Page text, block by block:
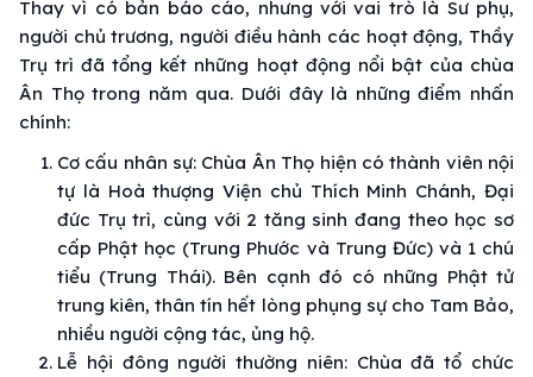
Thay vì có bản báo cáo, nhưng với vai trò là Sư phụ,
người chủ trương, người điều hành các hoạt động, Thầy
Trụ trì đã tổng kết những hoạt động nổi bật của chùa
Ân Thọ trong năm qua. Dưới đây là những điểm nhấn
chính:
Cơ cấu nhân sự: Chùa Ân Thọ hiện có thành viên nội
tự là Hoà thượng Viện chủ Thích Minh Chánh, Đại
đức Trụ trì, cùng với 2 tăng sinh đang theo học sơ
cấp Phật học (Trung Phước và Trung Đức) và 1 chú
tiểu (Trung Thái). Bên cạnh đó có những Phật tử
trung kiên, thân tín hết lòng phụng sự cho Tam Bảo,
nhiều người cộng tác, ủng hộ.
Lễ hội đông người thường niên: Chùa đã tổ chức